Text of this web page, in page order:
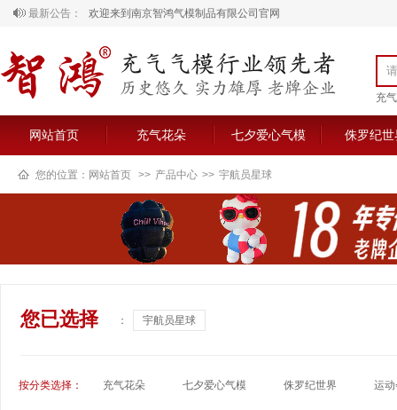
最新公告：
欢迎来到南京智鸿气模制品有限公司官网
充
网站首页 充气花朵 七夕爱心气模 侏罗纪世
您的位置： 网站首页 >> 产品中心 >> 宇航员星球
您已选择 ： 宇航员星球
按分类选择： 充气花朵 七夕爱心气模 侏罗纪世界 运